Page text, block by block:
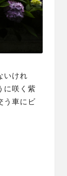
いけれ
に咲く紫
う車にビ